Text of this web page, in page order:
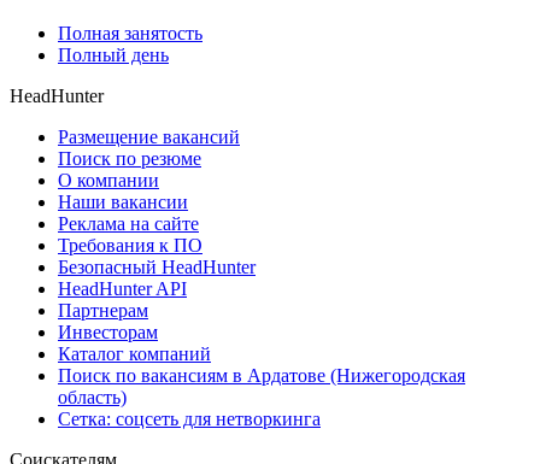
Полная занятость
Полный день
HeadHunter
Размещение вакансий
Поиск по резюме
О компании
Наши вакансии
Реклама на сайте
Требования к ПО
Безопасный HeadHunter
HeadHunter API
Партнерам
Инвесторам
Каталог компаний
Поиск по вакансиям в Ардатове (Нижегородская
область)
Сетка: соцсеть для нетворкинга
Соискателям